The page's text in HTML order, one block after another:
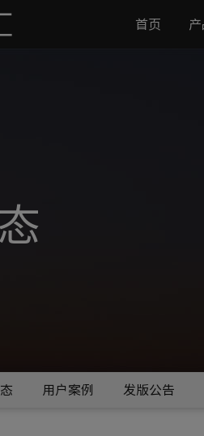
首页
用户案例 发版公告